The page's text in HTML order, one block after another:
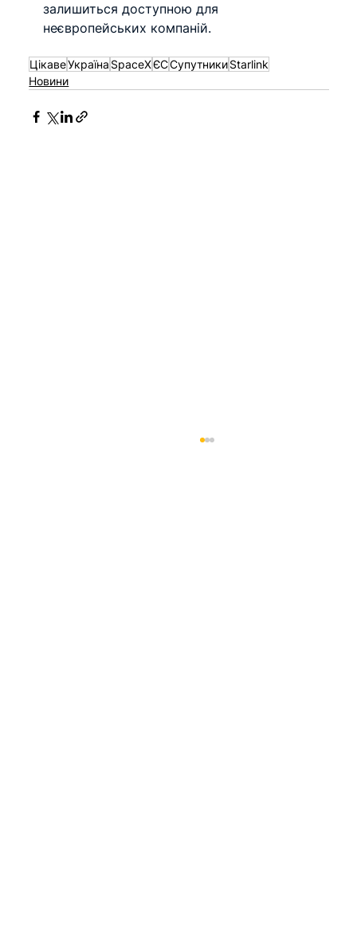
залишиться доступною для
неєвропейських компаній.
ЦікавеУкраїна SpaceXЄССупутникиStarlink
Новини